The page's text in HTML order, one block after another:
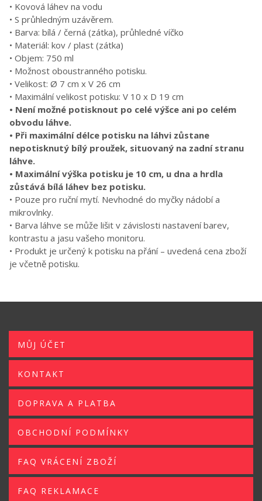
• Kovová láhev na vodu
• S průhledným uzávěrem.
• Barva: bílá / černá (zátka), průhledné víčko
• Materiál: kov / plast (zátka)
• Objem: 750 ml
• Možnost oboustranného potisku.
• Velikost: Ø 7 cm x V 26 cm
• Maximální velikost potisku: V 10 x D 19 cm
• Není možné potisknout po celé výšce ani po celém
obvodu láhve.
• Při maximální délce potisku na láhvi zůstane
nepotisknutý bílý proužek, situovaný na zadní stranu
láhve.
• Maximální výška potisku je 10 cm, u dna a hrdla
zůstává bílá láhev bez potisku.
• Pouze pro ruční mytí. Nevhodné do myčky nádobí a
mikrovlnky.
• Barva láhve se může lišit v závislosti nastavení barev,
kontrastu a jasu vašeho monitoru.
• Produkt je určený k potisku na přání – uvedená cena zboží
je včetně potisku.
MŮJ ÚČET
KONTAKT
DOPRAVA A PLATBA
OBCHODNÍ PODMÍNKY
FAQ VRÁCENÍ ZBOŽÍ
FAQ REKLAMACE